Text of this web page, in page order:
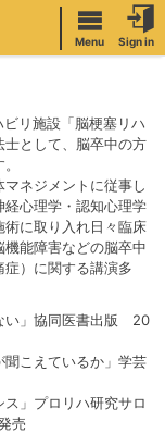
Menu Sign in
リ施設「脳梗塞リハ
士として、脳卒中の方
ネジメントに従事し
心理学・認知心理学
術に取り入れ日々臨床
能障害などの脳卒中
）に関する講演多
い」協同医書出版 20
えているか」学芸
プロリハ研究サロ
売